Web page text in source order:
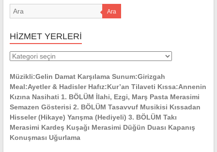
Ara
HİZMET YERLERİ
HİZMET
Müzikli:Gelin Damat Karşılama Sunum:Girizgah
Meal:Ayetler & Hadisler Hafız:Kur’an Tilaveti Kıssa:Annenin
Kızına Nasihati 1. BÖLÜM İlahi, Ezgi, Marş Pasta Merasimi
Semazen Gösterisi 2. BÖLÜM Tasavvuf Musikisi Kıssadan
Hisseler (Hikaye) Yarışma (Hediyeli) 3. BÖLÜM Takı
Merasimi Kardeş Kuşağı Merasimi Düğün Duası Kapanış
Konuşması Uğurlama